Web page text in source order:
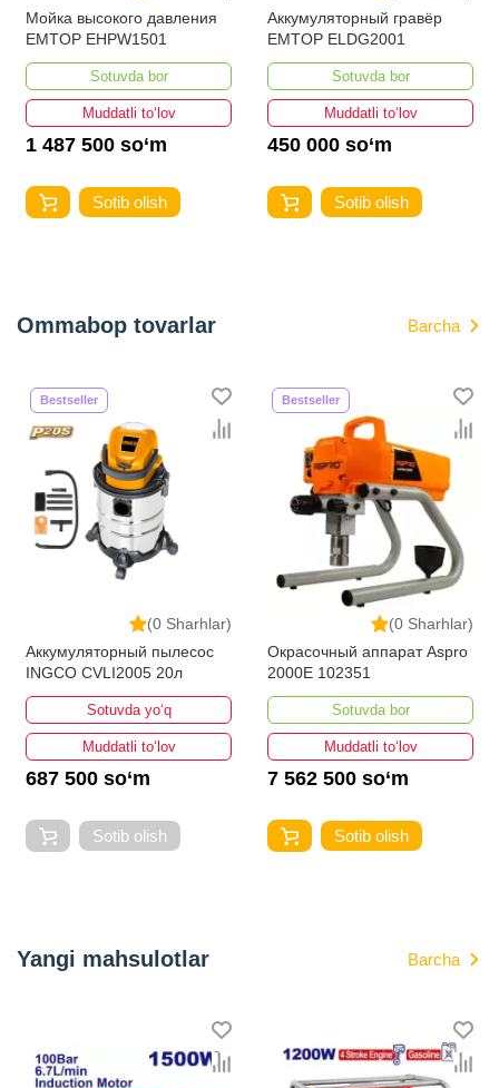
Мойка высокого давления
EMTOP EHPW1501
Sotuvda bor
Muddatli to‘lov
1 487 500 so‘m
Sotib olish
Аккумуляторный гравёр
EMTOP ELDG2001
Sotuvda bor
Muddatli to‘lov
450 000 so‘m
Sotib olish
Ommabop tovarlar Barcha
(0 Sharhlar)
Bestseller
Аккумуляторный пылесос
INGCO CVLI2005 20л
Sotuvda yo‘q
Muddatli to‘lov
687 500 so‘m
Sotib olish
(0 Sharhlar)
Bestseller
Окрасочный аппарат Aspro
2000E 102351
Sotuvda bor
Muddatli to‘lov
7 562 500 so‘m
Sotib olish
Yangi mahsulotlar Barcha